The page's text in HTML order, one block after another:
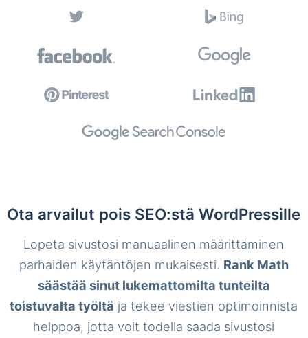
Ota arvailut pois SEO:stä WordPressille
Lopeta sivustosi manuaalinen määrittäminen
parhaiden käytäntöjen mukaisesti. Rank Math
säästää sinut lukemattomilta tunteilta
toistuvalta työltä ja tekee viestien optimoinnista
helppoa, jotta voit todella saada sivustosi